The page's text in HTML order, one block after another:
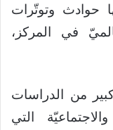
حوادث وتوتّرات
في المركز،
من الدراسات
التي